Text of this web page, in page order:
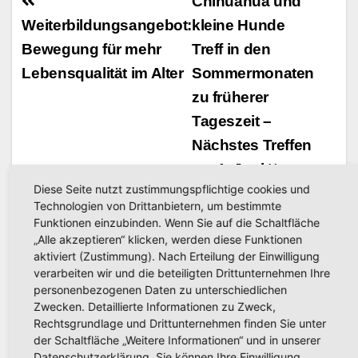
kleine Hunde
Treff in den
Sommermonaten
zu früherer
Tageszeit –
Nächstes Treffen
am 1. Juni
Weiterbildungsangebot:
Bewegung für mehr
Lebensqualität im Alter
Related Post
Diese Seite nutzt zustimmungspflichtige cookies und
Technologien von Drittanbietern, um bestimmte
Funktionen einzubinden. Wenn Sie auf die Schaltfläche
„Alle akzeptieren“ klicken, werden diese Funktionen
aktiviert (Zustimmung). Nach Erteilung der Einwilligung
verarbeiten wir und die beteiligten Drittunternehmen Ihre
personenbezogenen Daten zu unterschiedlichen
Zwecken. Detaillierte Informationen zu Zweck,
Rechtsgrundlage und Drittunternehmen finden Sie unter
der Schaltfläche „Weitere Informationen“ und in unserer